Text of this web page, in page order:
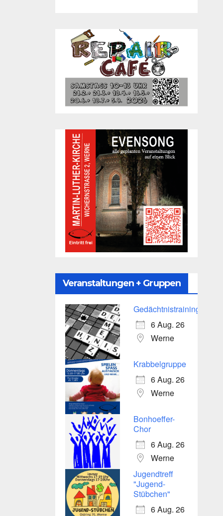
Veranstaltungen + Gruppen
Gedächtnistraining
6 Aug. 26
Werne
Krabbelgruppe
6 Aug. 26
Werne
Bonhoeffer-
Chor
6 Aug. 26
Werne
Jugendtreff
"Jugend-
Stübchen"
6 Aug. 26